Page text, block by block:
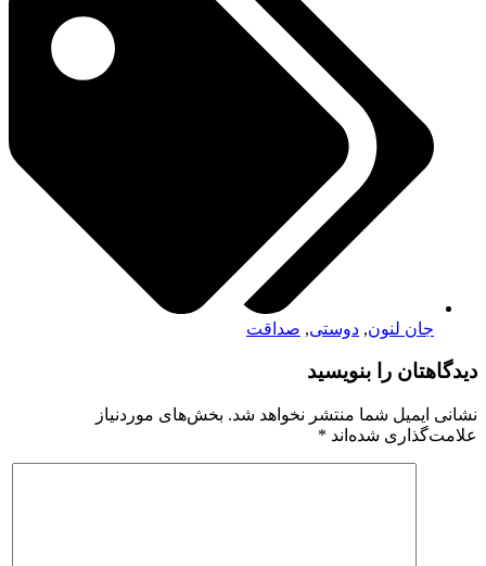
جان لنون, دوستی, صداقت
دیدگاهتان را بنویسید
نشانی ایمیل شما منتشر نخواهد شد. بخش‌های موردنیاز
علامت‌گذاری شده‌اند *